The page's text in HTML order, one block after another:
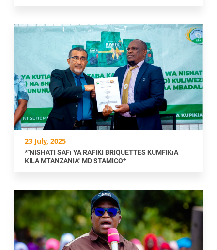
23 July, 2025
*"NISHATI SAFi YA RAFIKI BRIQUETTES KUMFIKiA
KILA MTANZANIA" MD STAMICO*